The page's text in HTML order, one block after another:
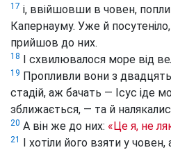
17 і, ввійшовши в човен,
Капернауму. Уже й
прийшов до них.
18 І схвилювалося море від
19 Пропливли вони з
стадій, аж бачать — Ісус іде
зближається, — та й
20 А він же до них: «Це я, не
21 І хотіли його взяти у